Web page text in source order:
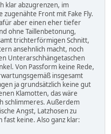
klar abzugrenzen, im
zugenähte Front mit Fake Fly.
aber einen eher tiefer
ohne Taillenbetonung,
trichterförmigen Schnitt,
ansehnlich macht, noch
Unterarschhängetaschen
Von Passform keine Rede,
insgesamt
ja grundsätzlich keine gut
Klamotten, das wäre
schlimmeres. Außerdem
Angst, Latzhosen zu
keine. Also ganz klar: